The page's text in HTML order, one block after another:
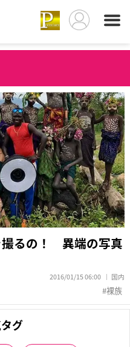
撮るの！ 異端の写真
2016/01/15 06:00 国内
裸族
グ